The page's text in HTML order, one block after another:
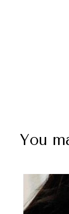
You